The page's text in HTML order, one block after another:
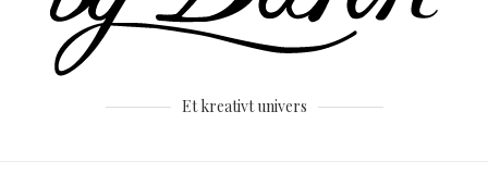
Et kreativt univers